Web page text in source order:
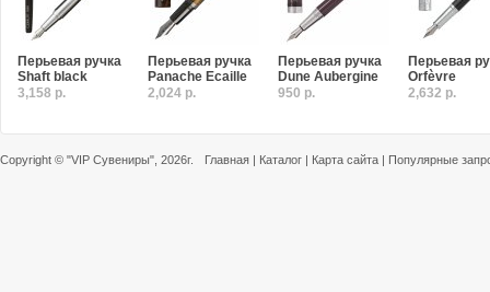
Перьевая ручка
Shaft black
3,158 р.
Перьевая ручка
Panache Ecaille
2,024 р.
Перьевая ручка
Dune Aubergine
950 р.
Перьевая
Orfèvre
2,632 р.
Copyright © "VIP Сувениры" , 2026г. Главная | Каталог | Карта сайта | Популярные